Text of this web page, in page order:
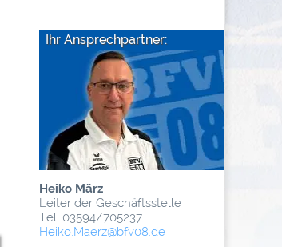
Ihr Ansprechpartner:
Heiko März
Leiter der Geschäftsstelle
Tel: 03594/705237
Heiko.Maerz@­bfv08.de